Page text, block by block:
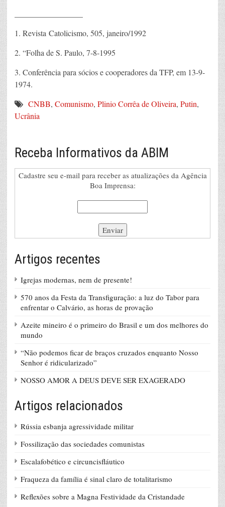
1. Revista Catolicismo, 505, janeiro/1992
2. “Folha de S. Paulo, 7-8-1995
3. Conferência para sócios e cooperadores da TFP, em 13-9-
1974.
CNBB, Comunismo, Plinio Corrêa de Oliveira, Putin,
Ucrânia
Receba Informativos da ABIM
Cadastre seu e-mail para receber as atualizações da Agência
Boa Imprensa:
Artigos recentes
Igrejas modernas, nem de presente!
570 anos da Festa da Transfiguração: a luz do Tabor para
enfrentar o Calvário, as horas de provação
Azeite mineiro é o primeiro do Brasil e um dos melhores do
mundo
“Não podemos ficar de braços cruzados enquanto Nosso
Senhor é ridicularizado”
NOSSO AMOR A DEUS DEVE SER EXAGERADO
Artigos relacionados
Rússia esbanja agressividade militar
Fossilização das sociedades comunistas
Escalafobético e circuncisfláutico
Fraqueza da família é sinal claro de totalitarismo
Reflexões sobre a Magna Festividade da Cristandade